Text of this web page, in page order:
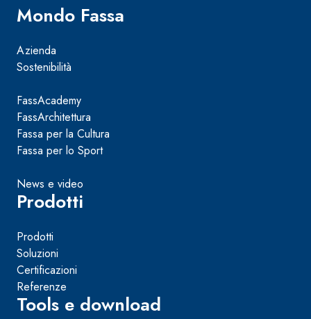
Mondo Fassa
Azienda
Sostenibilità
FassAcademy
FassArchitettura
Fassa per la Cultura
Fassa per lo Sport
News e video
Prodotti
Prodotti
Soluzioni
Certificazioni
Referenze
Tools e download